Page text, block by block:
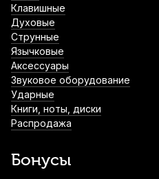
Клавишные
Духовые
Струнные
Язычковые
Аксессуары
Звуковое оборудование
Ударные
Книги, ноты, диски
Распродажа
Бонусы